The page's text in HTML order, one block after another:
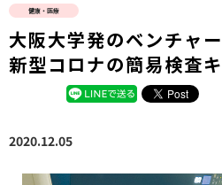
健康・医療
大阪大学発のベンチャ
新型コロナの簡易検査
2020.12.05